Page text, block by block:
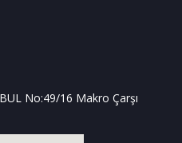
No:49/16 Makro Çarşı